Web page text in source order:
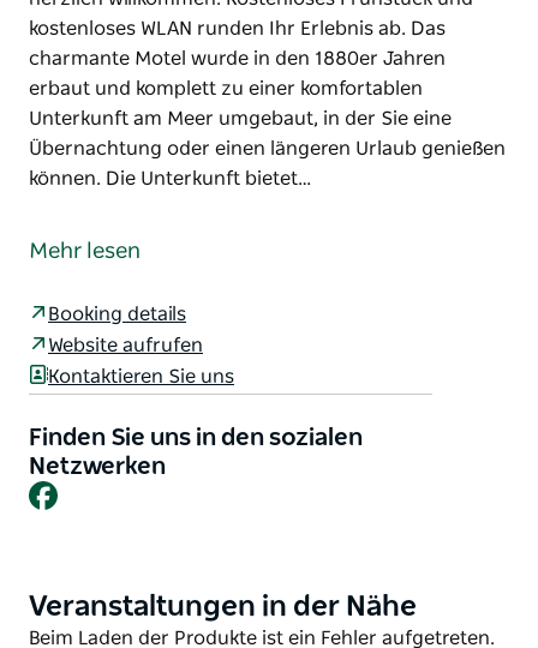
kostenloses WLAN runden Ihr Erlebnis ab. Das
charmante Motel wurde in den 1880er Jahren
erbaut und komplett zu einer komfortablen
Unterkunft am Meer umgebaut, in der Sie eine
Übernachtung oder einen längeren Urlaub genießen
können. Die Unterkunft bietet…
wunderschön renoviertes historisches Hotel in
kostenloses WLAN runden Ihr Erlebnis ab.
Das charmante Motel wurde in den 1880er Jahren
erbaut und komplett zu einer komfortablen
Unterkunft am Meer umgebaut, in der Sie eine
Übernachtung oder einen längeren Urlaub genießen
können.
Meer-, Fluss- und Regenwaldlandschaft von
Nambucca Heads ist das Riverview Boutique Motel
Mehr lesen
Booking details
Website aufrufen
Kontaktieren Sie uns
Finden Sie uns in den sozialen
Netzwerken
Facebook
Product
List
Veranstaltungen in der Nähe
Product
Beim Laden der Produkte ist ein Fehler aufgetreten.